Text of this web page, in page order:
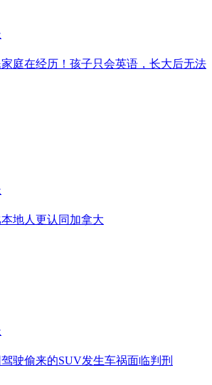
庭在经历！孩子只会英语，长大后无法
地人更认同加拿大
驶偷来的SUV发生车祸面临判刑